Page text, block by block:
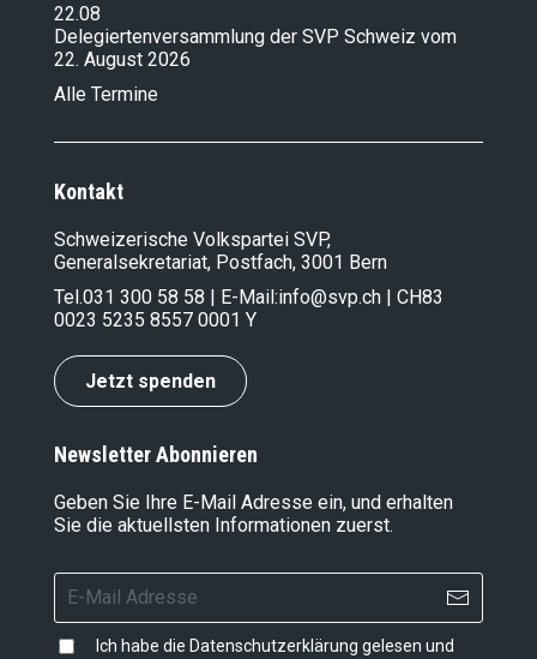
22.08
Delegiertenversammlung der SVP Schweiz vom
22. August 2026
Alle Termine
Kontakt
Schweizerische Volkspartei SVP,
Generalsekretariat, Postfach, 3001 Bern
Tel.031 300 58 58 | E-Mail:info@svp.ch | CH83
0023 5235 8557 0001 Y
Jetzt spenden
Newsletter Abonnieren
Geben Sie Ihre E-Mail Adresse ein, und erhalten
Sie die aktuellsten Informationen zuerst.
Ich habe die Datenschutzerklärung gelesen und